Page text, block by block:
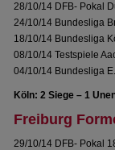
28/10/14 DFB- Pokal
24/10/14 Bundesliga
18/10/14 Bundesliga
08/10/14 Testspiele
04/10/14 Bundesliga
Köln: 2 Siege – 1
Freiburg
29/10/14 DFB- Pokal